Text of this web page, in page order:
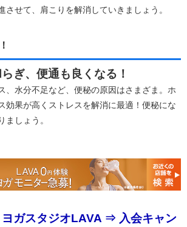
させて、肩こりを解消していきましょう。
ぎ、便通も良くなる！
、水分不足など、便秘の原因はさまざま。ホ
効果が高くストレスを解消に最適！便秘にな
ましょう。
ヨガスタジオLAVA ⇒ 入会キャン